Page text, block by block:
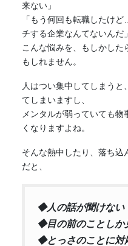
来ない」
「もう何回も転職したけ
チする企業なんてないんだ」
こんな悩みを、もしかした
もしれません。
人はつい集中してしまう
てしまいますし、
メンタルが弱っていても
くなりますよね。
そんな熱中したり、落ち込
だと、
◆人の話が聞けない
◆目の前のことしか
◆とっさのことに対